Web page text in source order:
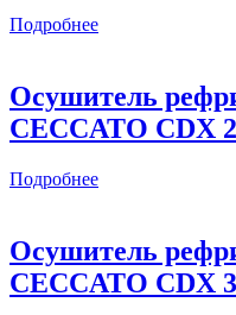
Подробнее
Осушитель
CECCATO CDX
Подробнее
Осушитель
CECCATO CDX